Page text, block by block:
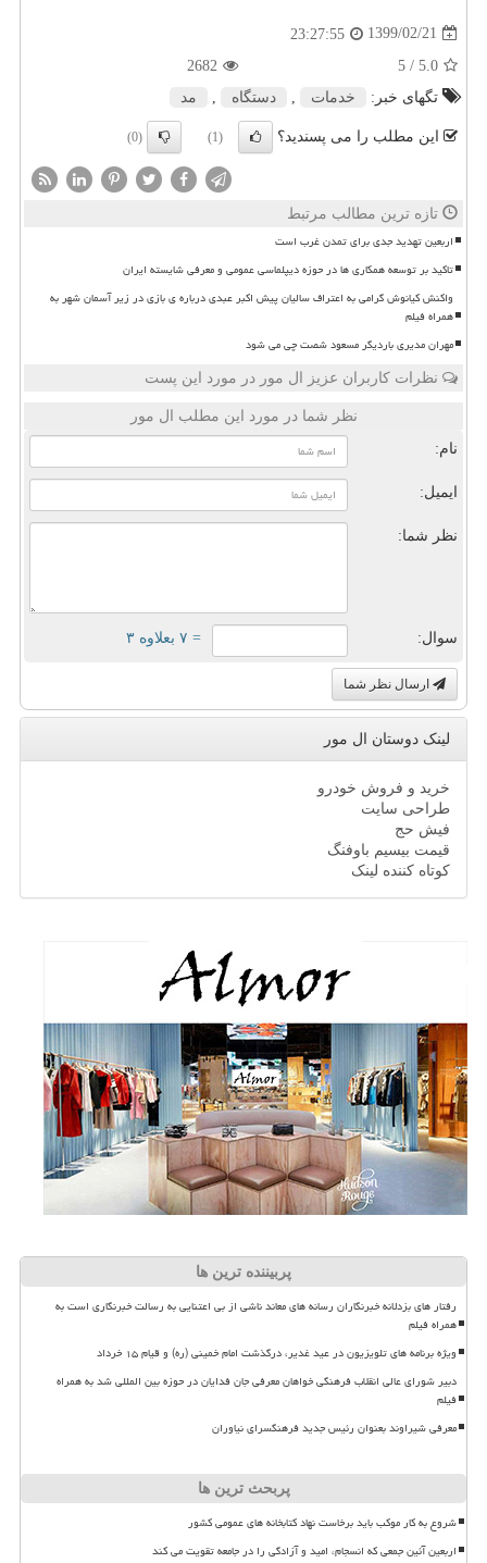
1399/02/21
23:27:55
5.0
/ 5
2682
تگهای خبر:
خدمات دستگاه مد
این مطلب را می پسندید؟ (1)
(0)
تازه ترین مطالب مرتبط
اربعین تهدید جدی برای تمدن غرب است
تاکید بر توسعه همکاری ها در حوزه دیپلماسی عمومی و معرفی شایسته ایران
واکنش کیانوش گرامی به اعتراف سالیان پیش اکبر عبدی درباره ی بازی در زیر آسمان شهر به
همراه فیلم
مهران مدیری باردیگر مسعود شصت چی می شود
نظرات کاربران عزیز ال مور در مورد این پست
نظر شما در مورد این مطلب ال مور
نام:
ایمیل:
نظر شما:
سوال: = ۷ بعلاوه ۳
ارسال نظر شما
لینک دوستان ال مور
خرید و فروش خودرو
طراحی سایت
فیش حج
قیمت بیسیم باوفنگ
کوتاه کننده لینک
پربیننده ترین ها
رفتار های بزدلانه خبرنگاران رسانه های معاند ناشی از بی اعتنایی به رسالت خبرنگاری است به
همراه فیلم
ویژه برنامه های تلویزیون در عید غدیر، درگذشت امام خمینی (ره) و قیام ۱۵ خرداد
دبیر شورای عالی انقلاب فرهنگی خواهان معرفی جان فدایان در حوزه بین المللی شد به همراه
فیلم
معرفی شیراوند بعنوان رئیس جدید فرهنگسرای نیاوران
پربحث ترین ها
شروع به کار موکب باید برخاست نهاد کتابخانه های عمومی کشور
اربعین آئین جمعی که انسجام، امید و آزادگی را در جامعه تقویت می کند